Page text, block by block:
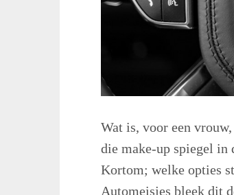
Wat is, voor een
die make-up spiegel in
Kortom; welke opties
Automeisjes bleek dit